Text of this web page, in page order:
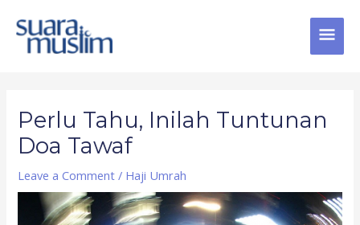
content
Perlu Tahu, Inilah Tuntunan
Doa Tawaf
Leave a Comment / Haji Umrah